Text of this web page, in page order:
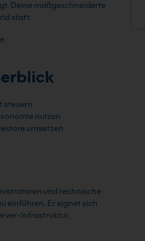
Deine maßgeschneiderte
statt.
steuern
nutzen
umsetzen
und technische
einführen. Er eignet sich
Infrastruktur.